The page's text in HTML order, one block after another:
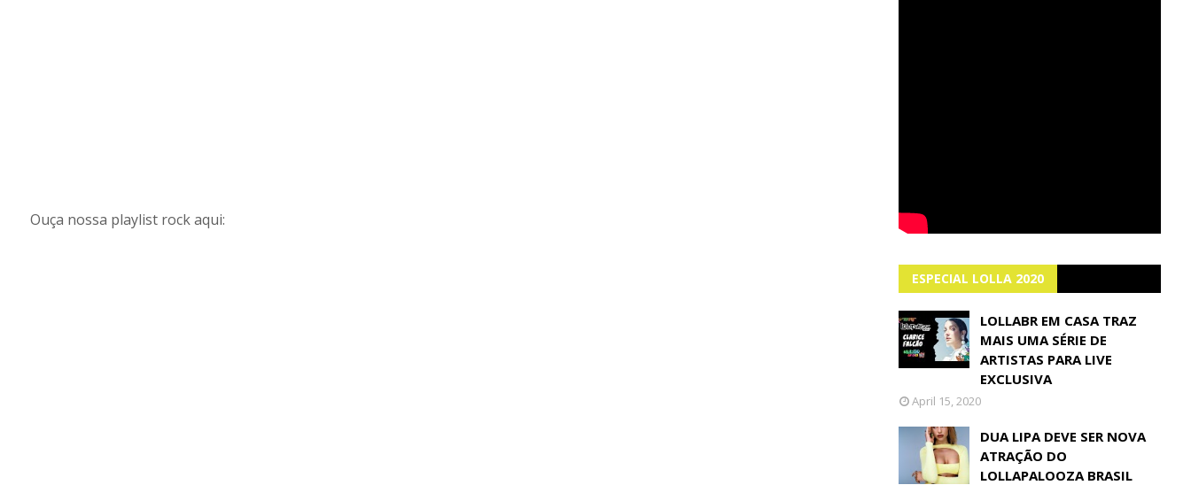
Ouça nossa playlist rock aqui:
ESPECIAL LOLLA 2020
LOLLABR EM CASA TRAZ
MAIS UMA SÉRIE DE
ARTISTAS PARA LIVE
EXCLUSIVA
April 15, 2020
DUA LIPA DEVE SER NOVA
ATRAÇÃO DO
LOLLAPALOOZA BRASIL